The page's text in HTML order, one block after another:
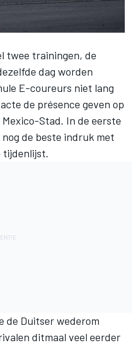
twee trainingen, de
dag worden
E-coureurs niet lang
de présence geven op
Stad. In de eerste
de beste indruk met
tijdenlijst.
de Duitser wederom
ditmaal veel eerder